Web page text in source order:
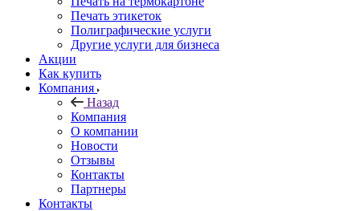
Печать этикеток
Полиграфические услуги
Другие услуги для бизнеса
Акции
Как купить
Компания
Назад
Компания
О компании
Новости
Отзывы
Контакты
Партнеры
Контакты